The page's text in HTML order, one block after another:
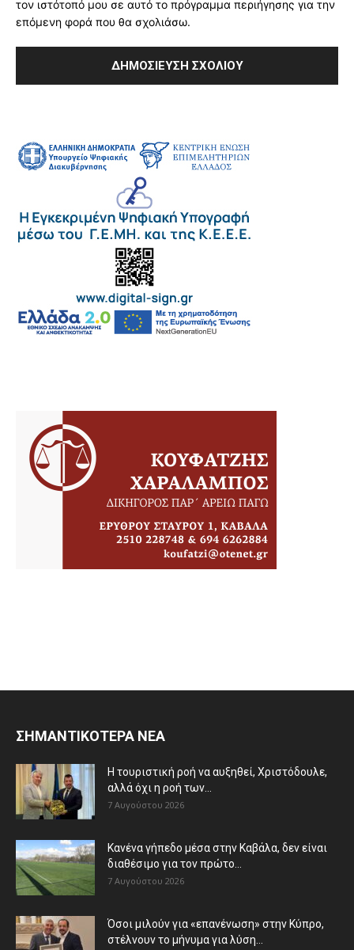
τον ιστότοπό μου σε αυτό το πρόγραμμα περιήγησης για την
επόμενη φορά που θα σχολιάσω.
ΣΗΜΑΝΤΙΚΟΤΕΡΑ ΝΕΑ
Η τουριστική ροή να αυξηθεί, Χριστόδουλε,
αλλά όχι η ροή των...
7 Αυγούστου 2026
Κανένα γήπεδο μέσα στην Καβάλα, δεν είναι
διαθέσιμο για τον πρώτο...
7 Αυγούστου 2026
Όσοι μιλούν για «επανένωση» στην Κύπρο,
στέλνουν το μήνυμα για λύση...